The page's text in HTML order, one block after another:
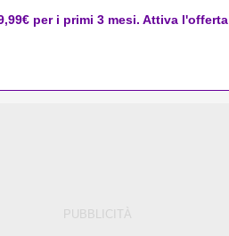
per i primi 3 mesi. Attiva